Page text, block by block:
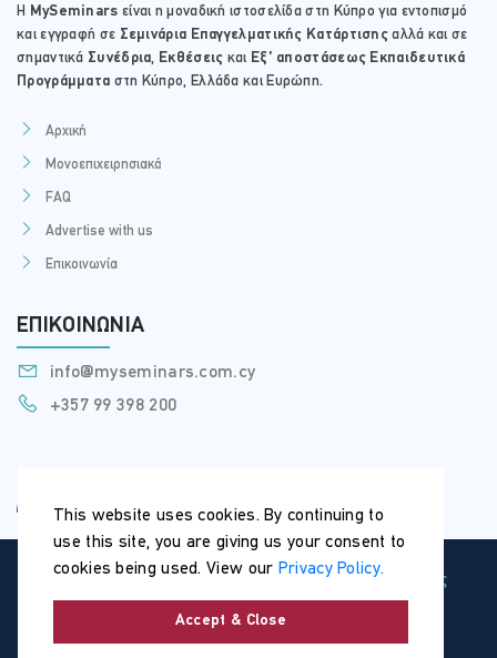
This website uses cookies. By continuing to
use this site, you are giving us your consent to
cookies being used. View our Privacy Policy.
Accept & Close
Η MySeminars είναι η μοναδική ιστοσελίδα στη Κύπρο για εντοπισμό
και εγγραφή σε Σεμινάρια Επαγγελματικής Κατάρτισης αλλά και σε
σημαντικά Συνέδρια, Εκθέσεις και Εξ' αποστάσεως Εκπαιδευτικά
Προγράμματα στη Κύπρο, Ελλάδα και Ευρώπη.
Αρχική
Μονοεπιχειρησιακά
FAQ
Advertise with us
Επικοινωνία
ΕΠΙΚΟΙΝΩΝΊΑ
info@myseminars.com.cy
+357 99 398 200
Copyright © 2026 | MySeminars.com.cy |
Όροι Χρήσης